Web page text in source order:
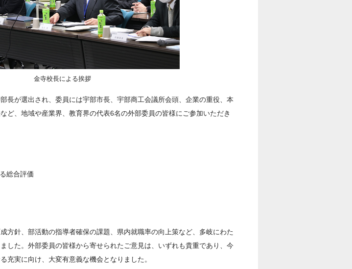
金寺校長による挨拶
長が選出され、委員には宇部市長、宇部商工会議所会頭、企業の重役、本
ど、地域や産業界、教育界の代表6名の外部委員の皆様にご参加いただき
総合評価
方針、部活動の指導者確保の課題、県内就職率の向上策など、多岐にわた
した。外部委員の皆様から寄せられたご意見は、いずれも貴重であり、今
充実に向け、大変有意義な機会となりました。